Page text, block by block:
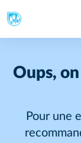
Oups,
Pour une